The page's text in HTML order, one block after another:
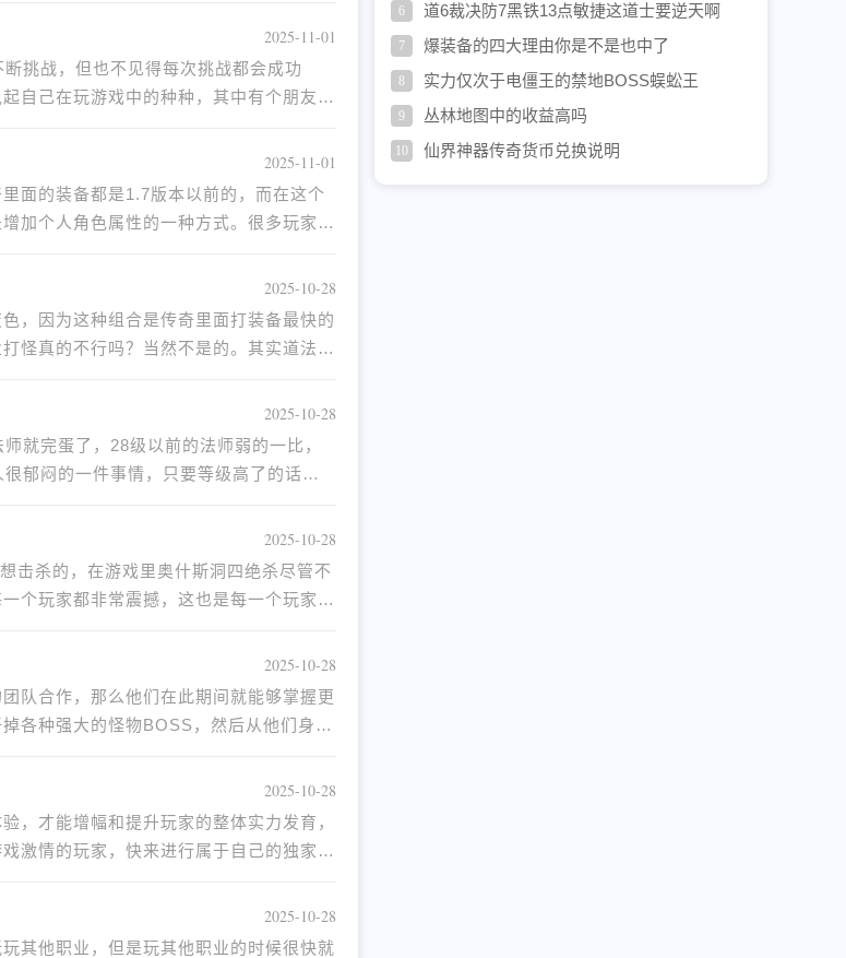
挑战，但也不见得每次挑战都会成功
自己在玩游戏中的种种，其中有个朋友表
2025-11-01
面的装备都是1.7版本以前的，而在这个
加个人角色属性的一种方式。很多玩家都
2025-11-01
，因为这种组合是传奇里面打装备最快的
怪真的不行吗？当然不是的。其实道法组
2025-10-28
就完蛋了，28级以前的法师弱的一比，
郁闷的一件事情，只要等级高了的话就
2025-10-28
击杀的，在游戏里奥什斯洞四绝杀尽管不
个玩家都非常震撼，这也是每一个玩家都
2025-10-28
队合作，那么他们在此期间就能够掌握更
各种强大的怪物BOSS，然后从他们身上
2025-10-28
，才能增幅和提升玩家的整体实力发育，
激情的玩家，快来进行属于自己的独家风
2025-10-28
其他职业，但是玩其他职业的时候很快就
2025-10-28
6 道6裁决防7黑铁13点敏捷这道士要逆天啊
7 爆装备的四大理由你是不是也中了
8 实力仅次于电僵王的禁地BOSS蜈蚣王
9 丛林地图中的收益高吗
10 仙界神器传奇货币兑换说明